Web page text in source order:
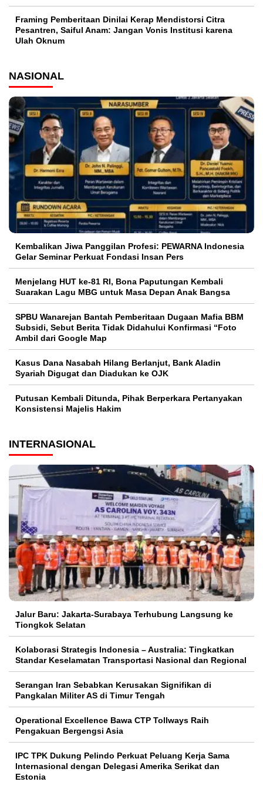
Framing Pemberitaan Dinilai Kerap Mendistorsi Citra
Pesantren, Saiful Anam: Jangan Vonis Institusi karena
Ulah Oknum
NASIONAL
Kembalikan Jiwa Panggilan Profesi: PEWARNA Indonesia
Gelar Seminar Perkuat Fondasi Insan Pers
Menjelang HUT ke-81 RI, Bona Paputungan Kembali
Suarakan Lagu MBG untuk Masa Depan Anak Bangsa
SPBU Wanarejan Bantah Pemberitaan Dugaan Mafia BBM
Subsidi, Sebut Berita Tidak Didahului Konfirmasi “Foto
Ambil dari Google Map
Kasus Dana Nasabah Hilang Berlanjut, Bank Aladin
Syariah Digugat dan Diadukan ke OJK
Putusan Kembali Ditunda, Pihak Berperkara Pertanyakan
Konsistensi Majelis Hakim
INTERNASIONAL
Jalur Baru: Jakarta-Surabaya Terhubung Langsung ke
Tiongkok Selatan
Kolaborasi Strategis Indonesia – Australia: Tingkatkan
Standar Keselamatan Transportasi Nasional dan Regional
Serangan Iran Sebabkan Kerusakan Signifikan di
Pangkalan Militer AS di Timur Tengah
Operational Excellence Bawa CTP Tollways Raih
Pengakuan Bergengsi Asia
IPC TPK Dukung Pelindo Perkuat Peluang Kerja Sama
Internasional dengan Delegasi Amerika Serikat dan
Estonia